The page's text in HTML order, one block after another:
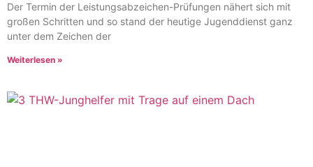
Der Termin der Leistungsabzeichen-Prüfungen nähert sich mit
großen Schritten und so stand der heutige Jugenddienst ganz
unter dem Zeichen der
Weiterlesen »